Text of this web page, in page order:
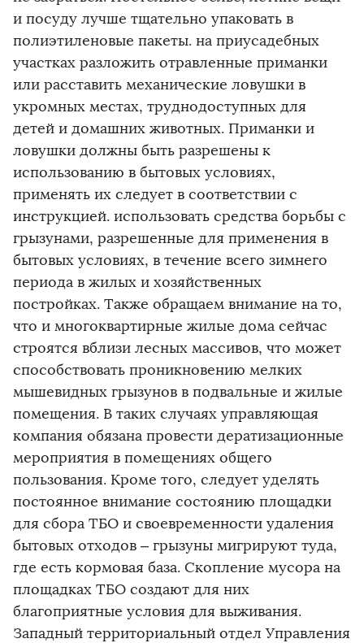
и посуду лучше тщательно упаковать в
полиэтиленовые пакеты. на приусадебных
участках разложить отравленные приманки
или расставить механические ловушки в
укромных местах, труднодоступных для
детей и домашних животных. Приманки и
ловушки должны быть разрешены к
использованию в бытовых условиях,
применять их следует в соответствии с
инструкцией. использовать средства борьбы с
грызунами, разрешенные для применения в
бытовых условиях, в течение всего зимнего
периода в жилых и хозяйственных
постройках. Также обращаем внимание на то,
что и многоквартирные жилые дома сейчас
строятся вблизи лесных массивов, что может
способствовать проникновению мелких
мышевидных грызунов в подвальные и жилые
помещения. В таких случаях управляющая
компания обязана провести дератизационные
мероприятия в помещениях общего
пользования. Кроме того, следует уделять
постоянное внимание состоянию площадки
для сбора ТБО и своевременности удаления
бытовых отходов – грызуны мигрируют туда,
где есть кормовая база. Скопление мусора на
площадках ТБО создают для них
благоприятные условия для выживания.
Западный территориальный отдел Управления